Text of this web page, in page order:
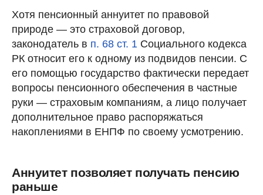
Хотя пенсионный аннуитет по правовой
природе — это страховой договор,
законодатель в п. 68 ст. 1 Социального кодекса
РК относит его к одному из подвидов пенсии. С
его помощью государство фактически передает
вопросы пенсионного обеспечения в частные
руки — страховым компаниям, а лицо получает
дополнительное право распоряжаться
накоплениями в ЕНПФ по своему усмотрению.
Аннуитет позволяет получать пенсию
раньше